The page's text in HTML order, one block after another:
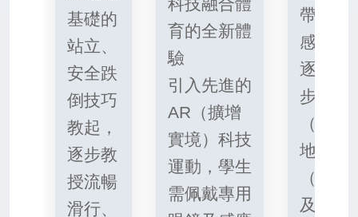
基礎的
站立、
安全跌
倒技巧
教起，
逐步教
授流暢
滑行、
科技融合體
育的全新體
驗
引入先進的
AR（擴增
實境）科技
運動，學生
需佩戴專用
帶領，
感訓練
逐步教
步
（
地板動
（
及定格